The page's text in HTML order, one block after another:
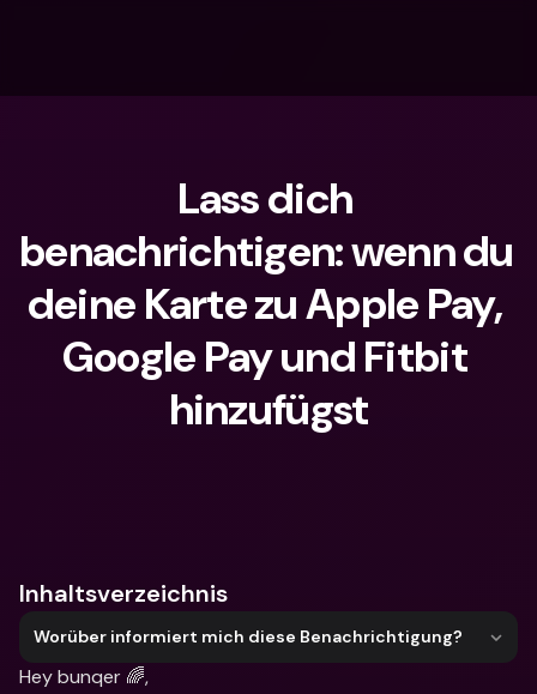
Lass dich
benachrichtigen: wenn du
deine Karte zu Apple Pay,
Google Pay und Fitbit
hinzufügst
Inhaltsverzeichnis
Worüber informiert mich diese Benachrichtigung?
Hey bunqer 🌈,